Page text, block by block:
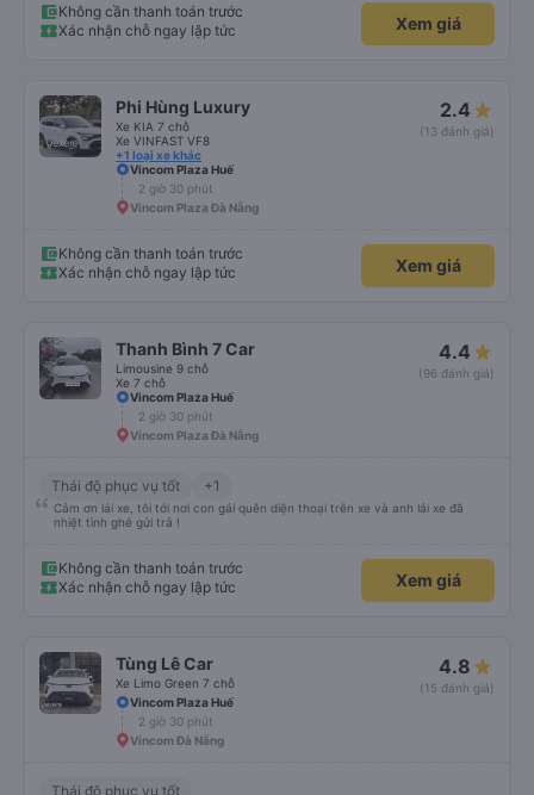
của họ một lần nữa cho chuyến trở về Đà Nẵng.
Không cần thanh toán trước
Xác nhận chỗ ngay lập tức
Xem giá
Phi Hùng Luxury
Xe KIA 7 chỗ
Xe VINFAST VF8
+1 loại xe khác
2.4
(13 đánh giá)
Vincom Plaza Huế
2 giờ 30 phút
Vincom Plaza Đà Nẵng
Không cần thanh toán trước
Xác nhận chỗ ngay lập tức
Xem giá
Thanh Bình 7 Car
Limousine 9 chỗ
Xe 7 chỗ
4.4
(96 đánh giá)
Vincom Plaza Huế
2 giờ 30 phút
Vincom Plaza Đà Nẵng
Thái độ phục vụ tốt +1
Cảm ơn lái xe, tôi tới nơi con gái quên diện thoại trên xe và anh lái xe đã
nhiệt tình ghé gửi trả !
Không cần thanh toán trước
Xác nhận chỗ ngay lập tức
Xem giá
Tùng Lê Car
Xe Limo Green 7 chỗ
4.8
(15 đánh giá)
Vincom Plaza Huế
2 giờ 30 phút
Vincom Đà Nẵng
Thái độ phục vụ tốt